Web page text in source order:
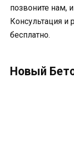
позвоните нам,
Консультация и
бесплатно.
Новый